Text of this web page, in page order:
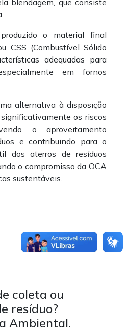
o material final
CSS (Combustível Sólido
adequadas para
em fornos
alternativa à disposição
os riscos
o aproveitamento
e contribuindo para o
dos aterros de resíduos
o compromisso da OCA
sustentáveis.
coleta ou
resíduo?
Ambiental.